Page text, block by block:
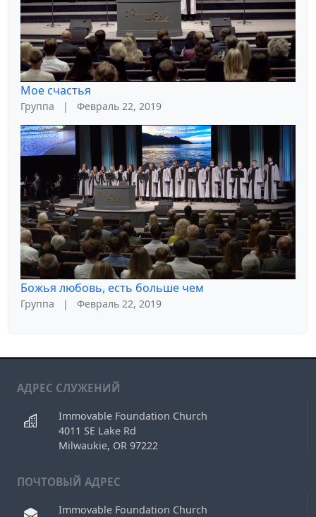
Мое счастья
Группа | Февраль 22, 2019
Божья любовь, есть больше чем
Группа | Февраль 22, 2019
АДРЕС СЛУЖЕНИЙ
Immovable Foundation Church
4011 SE Lake Rd
Milwaukie, OR 97222
ПОЧТОВЫЙ АДРЕС
Immovable Foundation Church